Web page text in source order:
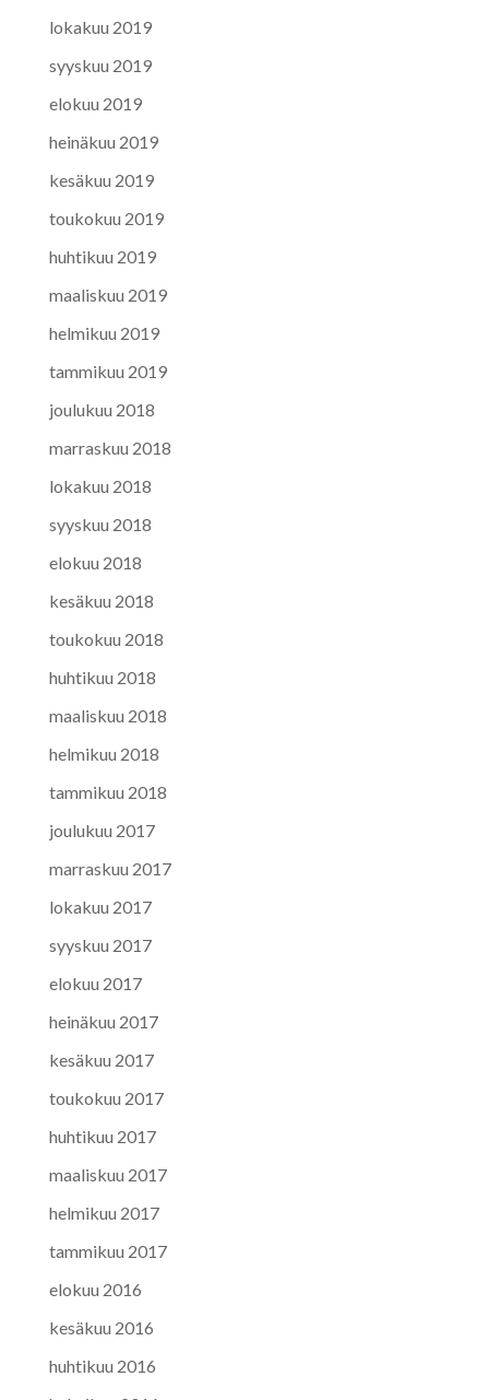
lokakuu 2019
syyskuu 2019
elokuu 2019
heinäkuu 2019
kesäkuu 2019
toukokuu 2019
huhtikuu 2019
maaliskuu 2019
helmikuu 2019
tammikuu 2019
joulukuu 2018
marraskuu 2018
lokakuu 2018
syyskuu 2018
elokuu 2018
kesäkuu 2018
toukokuu 2018
huhtikuu 2018
maaliskuu 2018
helmikuu 2018
tammikuu 2018
joulukuu 2017
marraskuu 2017
lokakuu 2017
syyskuu 2017
elokuu 2017
heinäkuu 2017
kesäkuu 2017
toukokuu 2017
huhtikuu 2017
maaliskuu 2017
helmikuu 2017
tammikuu 2017
elokuu 2016
kesäkuu 2016
huhtikuu 2016